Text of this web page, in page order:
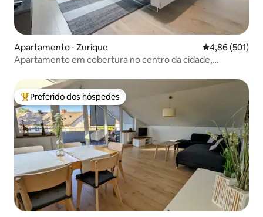
Apartamento ⋅ Zurique 4,86 de uma
4,86 (501)
Apartamento em cobertura no centro da cidade,
Entre os melhores preferidos dos hóspedes
Preferido dos hóspedes